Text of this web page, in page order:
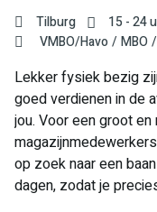
Tilburg 15 - 24
VMBO/Havo
MBO
Lekker fysiek bezig
goed verdienen in de
jou. Voor een groot
op zoek naar een
dagen, zodat je